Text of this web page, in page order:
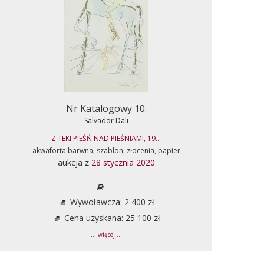
Nr Katalogowy 10.
Salvador Dali
Z TEKI PIEŚŃ NAD PIEŚNIAMI, 19...
akwaforta barwna, szablon, złocenia, papier
aukcja z 28 stycznia 2020
Wywoławcza: 2 400 zł
Cena uzyskana: 25 100 zł
... więcej ...